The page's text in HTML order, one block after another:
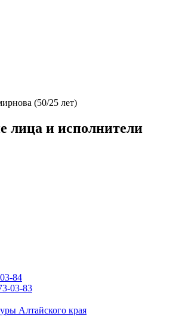
(50/25 лет)
лица и исполнители
84
03-83
Алтайского края